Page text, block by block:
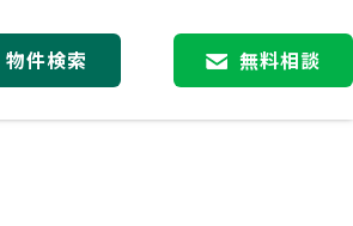
物件検索 無料相談